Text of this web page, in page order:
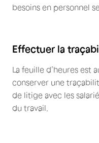
besoins en personnel
Effectuer la
La feuille d’heures est
conserver une
de litige avec les
du travail.